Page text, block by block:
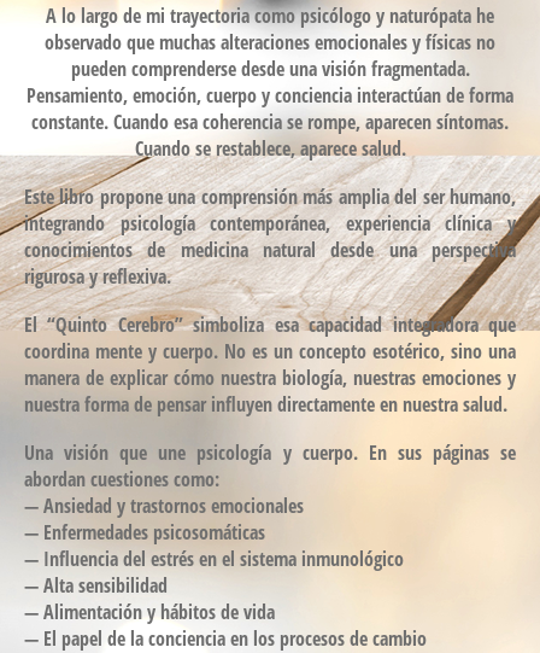
A lo largo de mi trayectoria como psicólogo y naturópata he
observado que muchas alteraciones emocionales y físicas no
pueden comprenderse desde una visión fragmentada.
Pensamiento, emoción, cuerpo y conciencia interactúan de forma
constante. Cuando esa coherencia se rompe, aparecen síntomas.
Cuando se restablece, aparece salud.
Este libro propone una comprensión más amplia del ser humano,
integrando psicología contemporánea, experiencia clínica y
conocimientos de medicina natural desde una perspectiva
rigurosa y reflexiva.
El “Quinto Cerebro” simboliza esa capacidad integradora que
coordina mente y cuerpo. No es un concepto esotérico, sino una
manera de explicar cómo nuestra biología, nuestras emociones y
nuestra forma de pensar influyen directamente en nuestra salud.
Una visión que une psicología y cuerpo. En sus páginas se
abordan cuestiones como:
— Ansiedad y trastornos emocionales
— Enfermedades psicosomáticas
— Influencia del estrés en el sistema inmunológico
— Alta sensibilidad
— Alimentación y hábitos de vida
— El papel de la conciencia en los procesos de cambio